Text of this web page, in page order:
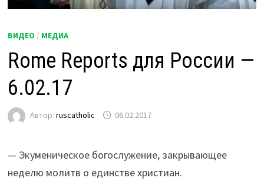
ВИДЕО / МЕДИА
Rome Reports для России —
6.02.17
Автор:ruscatholic 06.02.2017
— Экуменическое богослужение, закрывающее
неделю молитв о единстве христиан.